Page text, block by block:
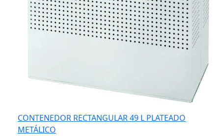
CONTENEDOR RECTANGULAR 49 L PLATEADO
METÁLICO